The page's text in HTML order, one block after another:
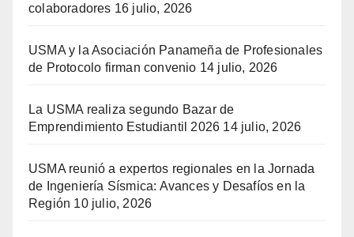
colaboradores 16 julio, 2026
USMA y la Asociación Panameña de Profesionales
de Protocolo firman convenio 14 julio, 2026
La USMA realiza segundo Bazar de
Emprendimiento Estudiantil 2026 14 julio, 2026
USMA reunió a expertos regionales en la Jornada
de Ingeniería Sísmica: Avances y Desafíos en la
Región 10 julio, 2026